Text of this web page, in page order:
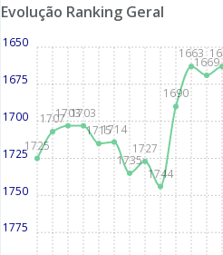
Evolução Ranking Geral
1725
170717031703
17151714
1735
1727
1744
1690
1663
1669
1775
1750
1725
1700
1675
1650